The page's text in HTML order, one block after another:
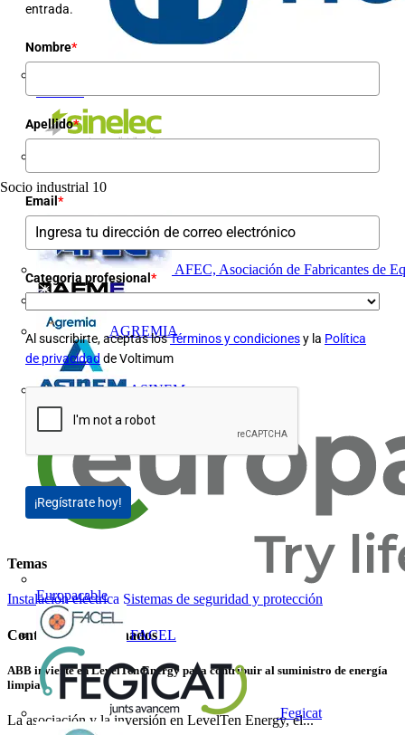
Socio industrial 10
AFEC, Asociación de Fabricantes de
AGREMIA
ASINEM
Europacable
FACEL
Fegicat
entrada.
Nombre*
Apellido*
Email *
Categoria profesional *
Al suscribirte, aceptas losTérminos y condicionesy la Política
de privacidad de Voltimum
¡Regístrate hoy!
Temas
Instalación eléctrica Sistemas de seguridad y protección
Contenidos relacionados
ABB invierte en LevelTen Energy para contribuir al suministro de energía
limpia
La asociación y la inversión en LevelTen Energy, el...